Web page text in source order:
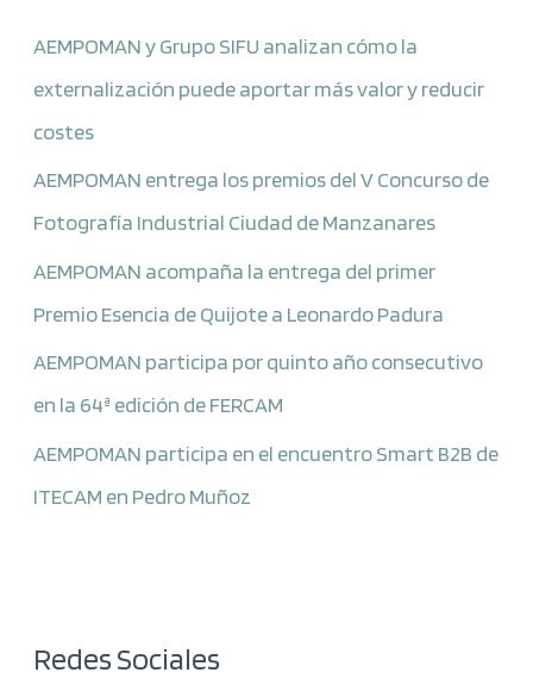
AEMPOMAN y Grupo SIFU analizan cómo la
externalización puede aportar más valor y reducir
costes
AEMPOMAN entrega los premios del V Concurso de
Fotografía Industrial Ciudad de Manzanares
AEMPOMAN acompaña la entrega del primer
Premio Esencia de Quijote a Leonardo Padura
AEMPOMAN participa por quinto año consecutivo
en la 64ª edición de FERCAM
AEMPOMAN participa en el encuentro Smart B2B de
ITECAM en Pedro Muñoz
Redes Sociales